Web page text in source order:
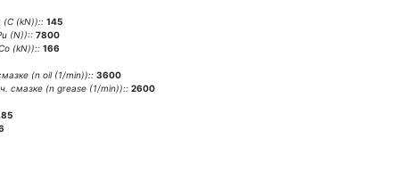
(C (kN)):: 145
(N)):: 7800
(kN)):: 166
(n oil (1/min)):: 3600
смазке (n grease (1/min)):: 2600